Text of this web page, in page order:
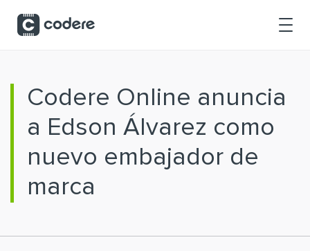
Codere Online anuncia
a Edson Álvarez como
nuevo embajador de
marca